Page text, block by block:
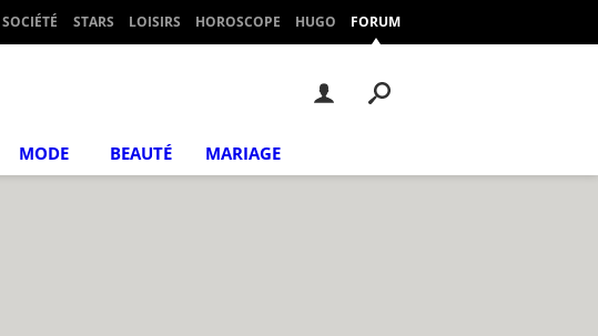
SOCIÉTÉ STARS LOISIRS HOROSCOPE HUGO FORUM
MODE BEAUTÉ MARIAGE